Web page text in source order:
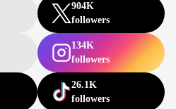
904K
followers
134K
followers
26.1K
followers